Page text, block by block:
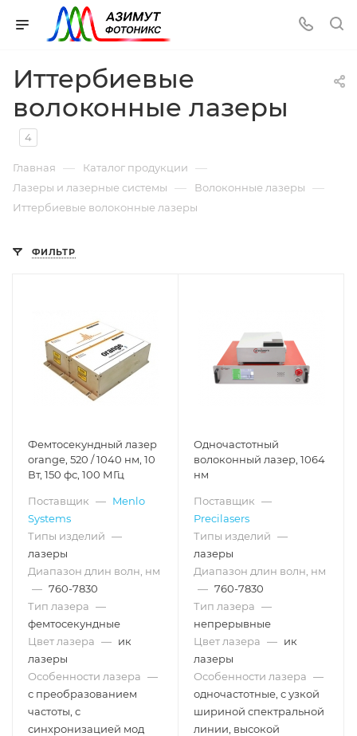
Иттербиевые
волоконные лазеры
4
Главная — Каталог продукции —
Лазеры и лазерные системы — Волоконные лазеры —
Иттербиевые волоконные лазеры
ФИЛЬТР
Фемтосекундный лазер
orange, 520 / 1040 нм, 10
Вт, 150 фс, 100 МГц
Поставщик — Menlo
Systems
Типы изделий —
лазеры
Диапазон длин волн, нм
— 760-7830
Тип лазера —
фемтосекундные
Цвет лазера — ик
лазеры
Особенности лазера —
с преобразованием
частоты, с
синхронизацией мод
Одночастотный
волоконный лазер, 1064
нм
Поставщик —
Precilasers
Типы изделий —
лазеры
Диапазон длин волн, нм
— 760-7830
Тип лазера —
непрерывные
Цвет лазера — ик
лазеры
Особенности лазера —
одночастотные, с узкой
шириной спектральной
линии, высокой